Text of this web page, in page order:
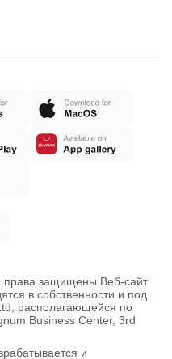
права защищены. Веб-сайт
в собственности и под
располагающейся по
Business Center, 3rd
и